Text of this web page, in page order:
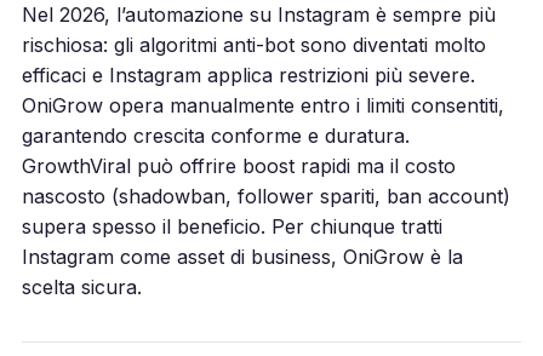
Nel 2026, l’automazione su Instagram è sempre più
rischiosa: gli algoritmi anti-bot sono diventati molto
efficaci e Instagram applica restrizioni più severe.
OniGrow opera manualmente entro i limiti consentiti,
garantendo crescita conforme e duratura.
GrowthViral può offrire boost rapidi ma il costo
nascosto (shadowban, follower spariti, ban account)
supera spesso il beneficio. Per chiunque tratti
Instagram come asset di business, OniGrow è la
scelta sicura.